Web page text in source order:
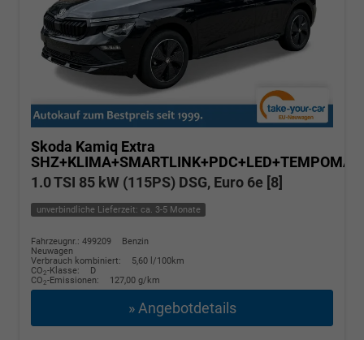
Skoda Kamiq Extra
SHZ+KLIMA+SMARTLINK+PDC+LED+TEMPOMAT
1.0 TSI 85 kW (115PS) DSG, Euro 6e [8]
unverbindliche Lieferzeit: ca. 3-5 Monate
Fahrzeugnr.: 499209
Benzin
Neuwagen
Verbrauch kombiniert:
5,60 l/100km
CO2-Klasse:
D
CO2-Emissionen: 127,00 g/km
» Angebotdetails